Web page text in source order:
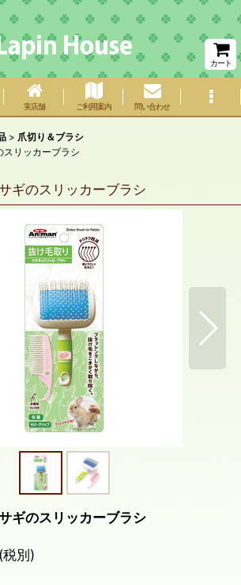
カート
実店舗 ご利用案内 問い合わせ
> 爪切り＆ブラシ
スリッカーブラシ
ギのスリッカーブラシ
ギのスリッカーブラシ
(税別)